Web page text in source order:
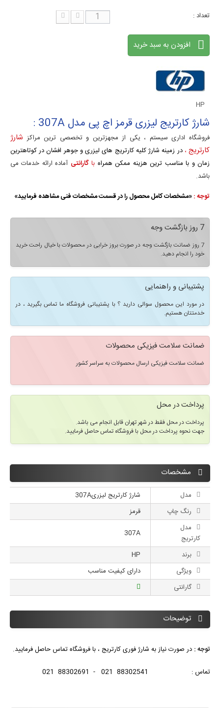
تعداد :
افزودن به سبد خرید
HP
شارژ کارتریج لیزری قرمز اچ پی مدل 307A :
فروشگاه اداری سیستم ، یکی از مجهزترین و تخصصی ترین مراکز شارژ
کارتریج،در زمینه شارژ کلیه کارتریج های لیزری و جوهر افشان در کوتاهترین
زمان و با مناسب ترین هزینه ممکن همراه باگارانتی آماده ارائه خدمات می
باشد.
توجه :«مشخصات کامل محصول را در قسمت مشخصات فنی مشاهده فرمایید»
7 روز بازگشت وجه
7 روز ضمانت بازگشت وجه در صورت بروز خرابی در محصولات با خیال راحت خرید
خود را انجام دهید.
پشتیبانی و راهنمایی
در مورد این محصول سوالی دارید ؟ با پشتیبانی فروشگاه ما تماس بگیرید ، در
خدمتتان هستیم.
ضمانت سلامت فیزیکی محصولات
ضمانت سلامت فیزیکی ارسال محصولات به سراسر کشور
پرداخت در محل
پرداخت در محل فقط در شهر تهران قابل انجام می باشد.
جهت نحوه پرداخت در محل با فروشگاه تماس حاصل فرمایید.
مشخصات
مدل
شارژ کارتریج لیزری307A
رنگ چاپ
قرمز
مدل
کارتریج
307A
برند
HP
ویژگی
دارای کیفیت مناسب
گارانتی
توضیحات
توجه : در صورت نیاز به شارژ فوری کارتریج ، با فروشگاه تماس حاصل فرمایید.
تماس : 88302541 021 - 88302691 021